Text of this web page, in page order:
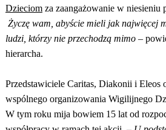
Dzieciomza zaangażowanie w niesieniu
Życzę wam, abyście mieli jak najwięcej
ludzi, którzy nie przechodzą mimo–
hierarcha.
Przedstawiciele Caritas, Diakonii i Eleos
wspólnego organizowania Wigilijnego
W tym roku mija bowiem 15 lat od